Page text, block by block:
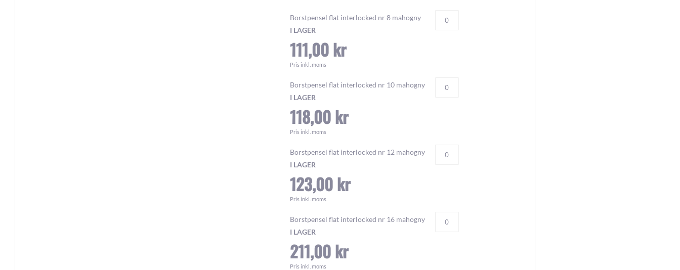
Borstpensel flat interlocked nr 8 mahogny
I LAGER
111,00 kr
Pris inkl. moms
Borstpensel flat interlocked nr 10 mahogny
I LAGER
118,00 kr
Pris inkl. moms
Borstpensel flat interlocked nr 12 mahogny
I LAGER
123,00 kr
Pris inkl. moms
Borstpensel flat interlocked nr 16 mahogny
I LAGER
211,00 kr
Pris inkl. moms